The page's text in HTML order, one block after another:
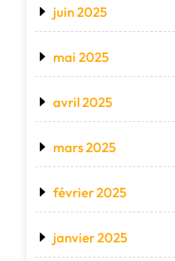
juin 2025
mai 2025
avril 2025
mars 2025
février 2025
janvier 2025